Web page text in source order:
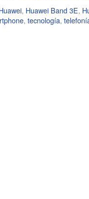
, Huawei Band 3E,
, tecnología,